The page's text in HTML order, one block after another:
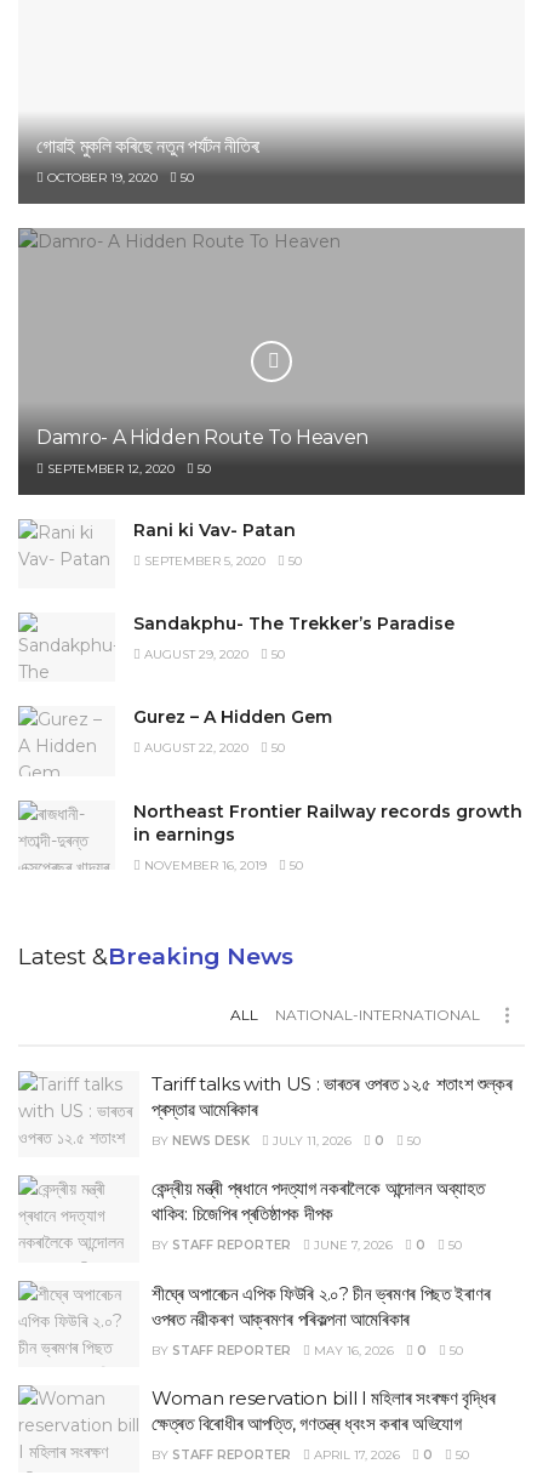
গোৱাই মুকলি কৰিছে নতুন পৰ্যটন নীতিৰ:
OCTOBER 19, 2020 50
Damro- A Hidden Route To Heaven
SEPTEMBER 12, 2020 50
Rani ki Vav- Patan
SEPTEMBER 5, 2020 50
Sandakphu- The Trekker’s Paradise
AUGUST 29, 2020 50
Gurez – A Hidden Gem
AUGUST 22, 2020 50
Northeast Frontier Railway records growth
in earnings
NOVEMBER 16, 2019 50
Latest &Breaking News
ALL NATIONAL-INTERNATIONAL
Tariff talks with US : ভাৰতৰ ওপৰত ১২.৫ শতাংশ শুল্কৰ
প্ৰস্তাৱ আমেৰিকাৰ
BY NEWS DESK JULY 11, 2026 0 50
‎কেন্দ্ৰীয় মন্ত্ৰী প্ৰধানে পদত্যাগ নকৰালৈকে আন্দোলন অব্যাহত
থাকিব: চিজেপিৰ প্ৰতিষ্ঠাপক দীপক
BY STAFF REPORTER JUNE 7, 2026 0 50
‎শীঘ্ৰে অপাৰেচন এপিক ফিউৰি ২.০? চীন ভ্ৰমণৰ পিছত ইৰাণৰ
ওপৰত নৱীকৰণ আক্ৰমণৰ পৰিকল্পনা আমেৰিকাৰ
BY STAFF REPORTER MAY 16, 2026 0 50
Woman reservation bill I মহিলাৰ সংৰক্ষণ বৃদ্ধিৰ
ক্ষেত্ৰত বিৰোধীৰ আপত্তি, গণতন্ত্ৰ ধ্বংস কৰাৰ অভিযোগ
BY STAFF REPORTER APRIL 17, 2026 0 50